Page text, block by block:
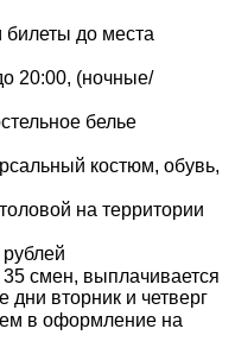
до места
20:00, (ночные/
белье
костюм, обувь,
на территории
смен, выплачивается
дни вторник и четверг
в оформление на